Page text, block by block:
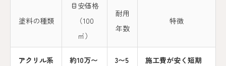
塗料の種類
目安価格
（100
㎡）
耐用
年数
特徴
アクリル系
約10万〜
3〜5
施工費が安く短期